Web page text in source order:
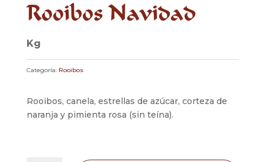
Rooibos Navidad
Kg
Categoría: Rooibos
Rooibos, canela, estrellas de azúcar, corteza de
naranja y pimienta rosa (sin teína).